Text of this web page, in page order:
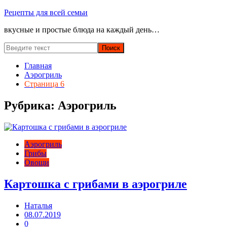
Перейти
содержимому
Рецепты для всей семьи
вкусные и простые блюда на каждый день…
Главная
Аэрогриль
Страница 6
Рубрика: Аэрогриль
Аэрогриль
Грибы
Овощи
Картошка с грибами в аэрогриле
Наталья
08.07.2019
0